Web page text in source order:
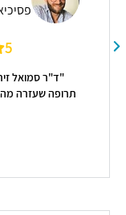
5
תרופה שעזרה